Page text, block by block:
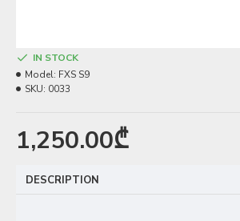
1,250.00₾
IN STOCK
Model: FXS S9
SKU: 0033
DESCRIPTION